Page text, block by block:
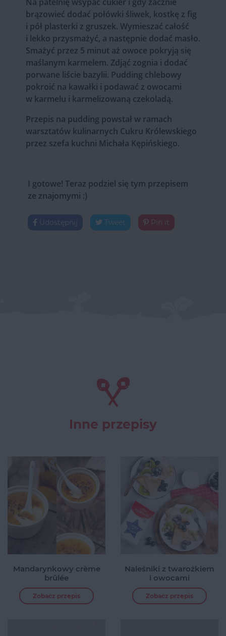
Na patelnię wsypać cukier i gdy zacznie
brązowieć dodać połówki śliwek, kostkę z fig
i pół plasterki z gruszek. Wymieszać całość
i lekko przysmażyć, a następnie dodać masło.
Smażyć przez 5 minut aż owoce pokryją się
maślanym karmelem. Zdjąć zognia i dodać
porwane liście bazylii. Pudding chlebowy
pokroić na kawałki i podawać z owocami
w karmelu i karmelizowaną czekoladą.
Przepis na pudding powstał w ramach
warsztatów kulinarnych Cukru Królewskiego
przez szefa kuchni Michała Kępińskiego.
I gotowe! Teraz podziel się tym przepisem
ze znajomymi :)
Udostępnij Tweet Pin it
Inne przepisy
Mandarynkowy crème
brûlée
Zobacz przepis
Naleśniki z twarożkiem
i owocami
Zobacz przepis